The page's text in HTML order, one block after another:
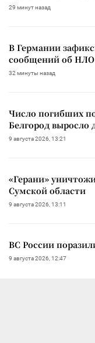
29 минут назад
В Германии
сообщений об НЛО
32 минуты назад
Число погибших
Белгород выросло
9 августа 2026, 13:21
«Герани»
Сумской области
9 августа 2026, 13:11
ВС России
9 августа 2026, 12:47